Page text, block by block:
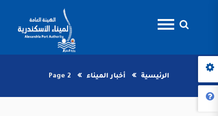
الرئيسية أخبار الميناء Page 2